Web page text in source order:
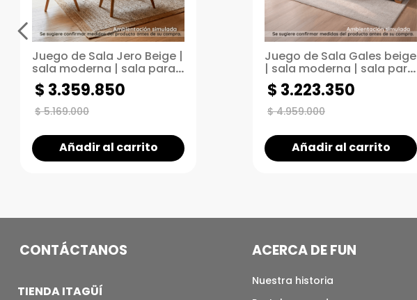
Juego de Sala Jero Beige |
sala moderna | sala para
espacios pequeños
$ 5.169.000
$ 3.359.850
Añadir al carrito
Juego de Sala Gales beige
| sala moderna | sala para
espacios pequeños
$ 4.959.000
$ 3.223.350
Añadir al carrito
CONTÁCTANOS
TIENDA ITAGÜÍ
ACERCA DE FUN
Nuestra historia